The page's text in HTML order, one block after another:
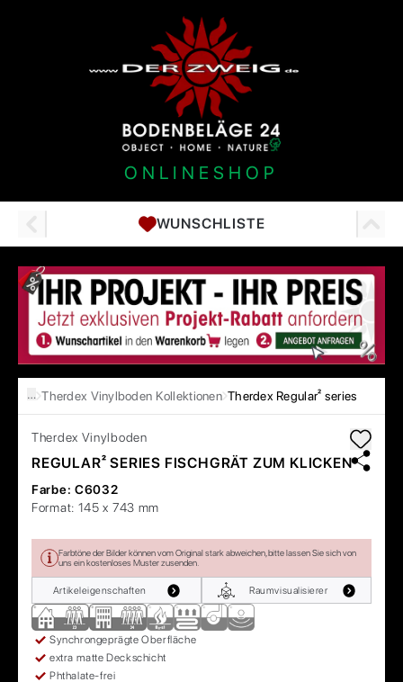
ONLINESHOP
WUNSCHLISTE
… Therdex Vinylboden Kollektionen Therdex Regular² series
Therdex Vinylboden
REGULAR² SERIES FISCHGRÄT ZUM KLICKEN
Farbe: C6032
Format: 145 x 743 mm
Farbtöne der Bilder können vom Original stark abweichen, bitte lassen Sie sich von
uns ein kostenloses Muster zusenden.
Artikeleigenschaften Raumvisualisierer
Synchrongeprägte Oberfläche
extra matte Deckschicht
Phthalate-frei